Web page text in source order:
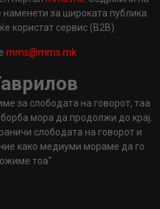
за широката публика
користат сервис (B2B).
mms@mms.mk
за слободата на говорот, таа
мора да продолжи до крај.
слободата на говорот и
како медиуми мораме да го
тоа"